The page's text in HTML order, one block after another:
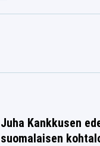
Juha Kankkusen
suomalaisen